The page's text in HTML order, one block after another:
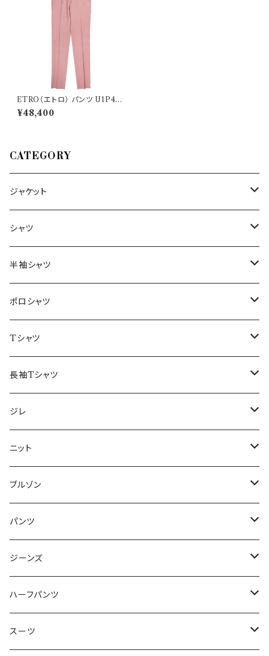
ETRO（エトロ） パンツ U1P41
011040600 28763
¥48,400
CATEGORY
ジャケット
～44/S
46/M
48/L
50/XL～
シャツ
～44/S
46/M
48/L
50/XL～
半袖シャツ
～44/S
46/M
48/L
50/XL～
ポロシャツ
～44/S
46/M
48/L
50/XL～
Tシャツ
～44/S
46/M
48/L
50/XL～
長袖Tシャツ
～44/S
46/M
48/L
50/XL～
ジレ
～44/S
46/M
48/L
50/XL～
ニット
～44/S
46/M
48/L
50/XL～
ブルゾン
～44/S
46/M
48/L
50/XL～
パンツ
～44/S
46/M
48/L
ジーンズ
～44/S
46/M
ハーフパンツ
～44/S
スーツ